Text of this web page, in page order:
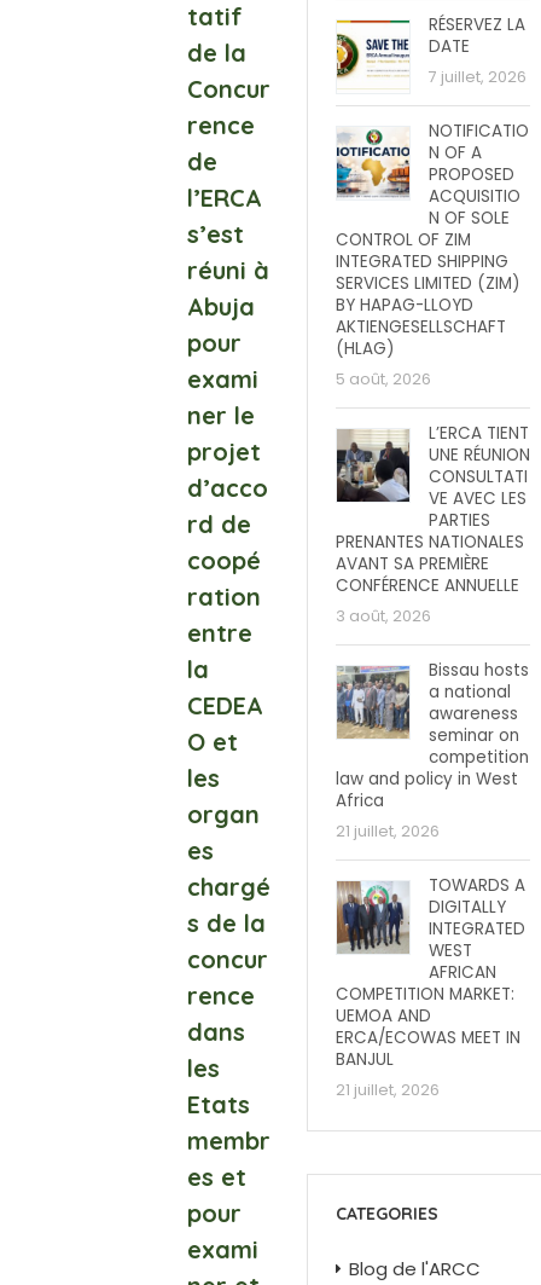
tatif
de la
Concur
rence
de
l’ERCA
s’est
réuni à
Abuja
pour
exami
ner le
projet
d’acco
rd de
coopé
ration
entre
la
CEDEA
O et
les
organ
es
chargé
s de la
concur
rence
dans
les
Etats
membr
es et
pour
exami
RÉSERVEZ LA
DATE
7 juillet, 2026
NOTIFICATIO
N OF A
PROPOSED
ACQUISITIO
N OF SOLE
CONTROL OF ZIM
INTEGRATED SHIPPING
SERVICES LIMITED (ZIM)
BY HAPAG-LLOYD
AKTIENGESELLSCHAFT
(HLAG)
5 août, 2026
L’ERCA TIENT
UNE RÉUNION
CONSULTATI
VE AVEC LES
PARTIES
PRENANTES NATIONALES
AVANT SA PREMIÈRE
CONFÉRENCE ANNUELLE
3 août, 2026
Bissau hosts
a national
awareness
seminar on
competition
law and policy in West
Africa
21 juillet, 2026
TOWARDS A
DIGITALLY
INTEGRATED
WEST
AFRICAN
COMPETITION MARKET:
UEMOA AND
ERCA/ECOWAS MEET IN
BANJUL
21 juillet, 2026
CATEGORIES
Blog de l'ARCC